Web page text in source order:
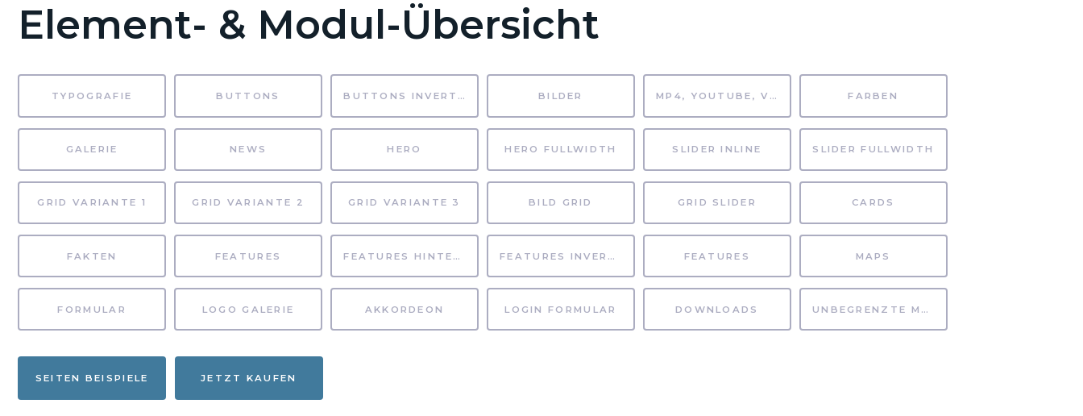
Element- & Modul-Übersicht
TYPOGRAFIE BUTTONS BUTTONS INVERTIERT BILDER MP4, YOUTUBE, VIMEO FARBEN
GALERIE NEWS HERO HERO FULLWIDTH SLIDER INLINE SLIDER FULLWIDTH
GRID VARIANTE 1 GRID VARIANTE 2 GRID VARIANTE 3 BILD GRID GRID SLIDER CARDS
FAKTEN FEATURES FEATURES HINTERGRUND FEATURES INVERTIERT FEATURES MAPS
FORMULAR LOGO GALERIE AKKORDEON LOGIN FORMULAR DOWNLOADS UNBEGRENZTE MÖGLICHKEITEN
SEITEN BEISPIELE JETZT KAUFEN